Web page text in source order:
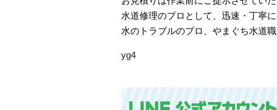
水道修理のプロとして、迅速・丁寧
水のトラブルのプロ、やまぐち水道職
yg4